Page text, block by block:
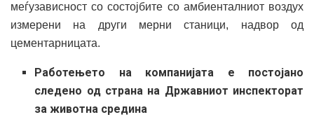
меѓузависност со состојбите со амбиенталниот воздух
измерени на други мерни станици, надвор од
цементарницата.
Работењето на компанијата е постојано
следено од страна на Државниот инспекторат
за животна средина